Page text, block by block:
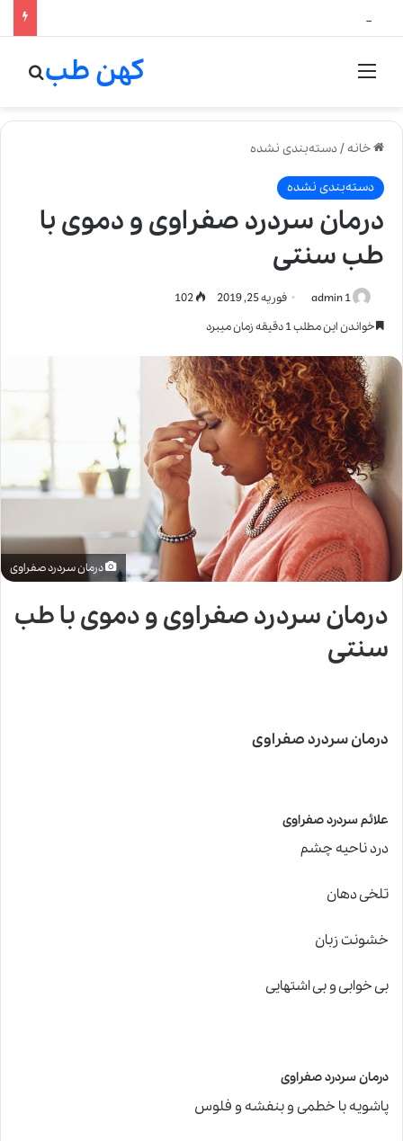
منو کهن طب
خانه/دسته‌بندی نشده
دسته‌بندی نشده
درمان سردرد صفراوی و دموی با
طب سنتی
admin 1 فوریه 25, 2019
خواندن این مطلب 1 دقیقه زمان میبرد
درمان سردرد صفراوی
درمان سردرد صفراوی و دموی با طب
سنتی
درمان سردرد صفراوی
علائم سردرد صفراوی
درد ناحیه چشم
تلخی دهان
خشونت زبان
بی خوابیوبی اشتهایی
درمانسردرد صفراوی
پاشویه با خطمیوبنفشه و فلوس